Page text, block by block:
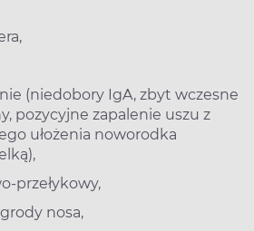
(niedobory IgA, zbyt wczesne
pozycyjne zapalenie uszu z
ułożenia noworodka
przełykowy,
nosa,